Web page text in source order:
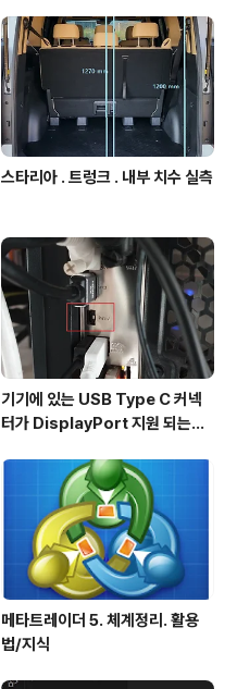
스타리아 . 트렁크 . 내부 치수 실측
기기에 있는 USB Type C 커넥
터가 DisplayPort 지원 되는지
메타트레이더 5. 체계정리. 활용
법/지식